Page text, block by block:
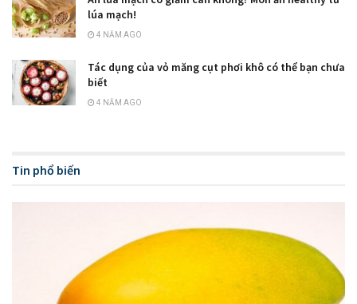
lúa mạch!
4 NĂM AGO
Tác dụng của vỏ măng cụt phơi khô có thể bạn chưa
biết
4 NĂM AGO
Tin phổ biến